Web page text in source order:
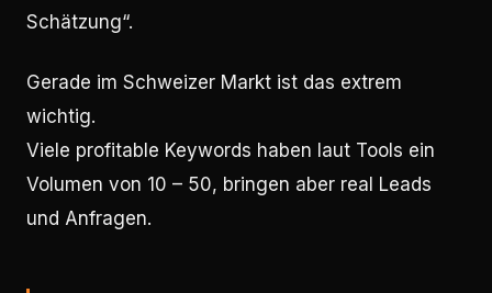
Schätzung“.
Gerade im Schweizer Markt ist das extrem
wichtig.
Viele profitable Keywords haben laut Tools ein
Volumen von 10 – 50, bringen aber real Leads
und Anfragen.